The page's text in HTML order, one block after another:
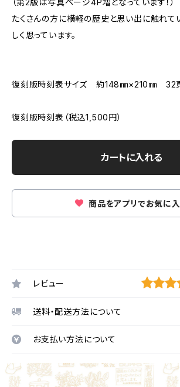
（第2版は写真ページ4P増となっています！）
たくさんの方に横軽の歴史と思い出に触れて
しく思っています。
復刻版時刻表サイズ 約148㎜×210㎜ 32
復刻版時刻表（税込1,500円）
カートに入れる
商品をアプリでお気に
レビュー
送料・配送方法について
お支払い方法について